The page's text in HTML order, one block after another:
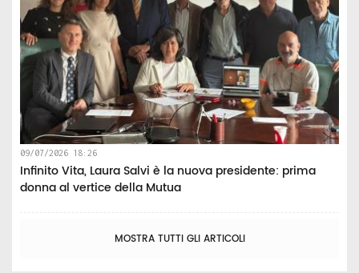
09/07/2026 18:26
Infinito Vita, Laura Salvi è la nuova presidente: prima
donna al vertice della Mutua
MOSTRA TUTTI GLI ARTICOLI